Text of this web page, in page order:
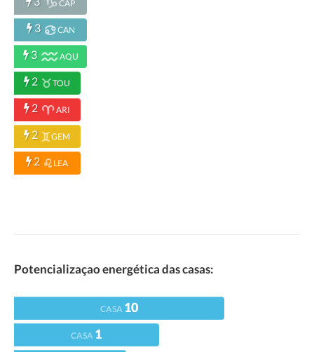
CAP
3 CAN
3 AQU
2 TOU
2 ARI
2 GEM
2 LEA
Potencializaçao energética das casas:
CASA 10
CASA 1